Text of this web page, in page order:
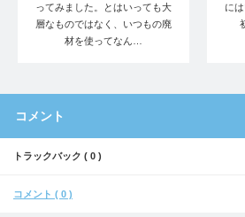
ってみました。とはいっても大
層なものではなく、いつもの廃
材を使ってなん…
に
コメント
トラックバック ( 0 )
コメント ( 0 )